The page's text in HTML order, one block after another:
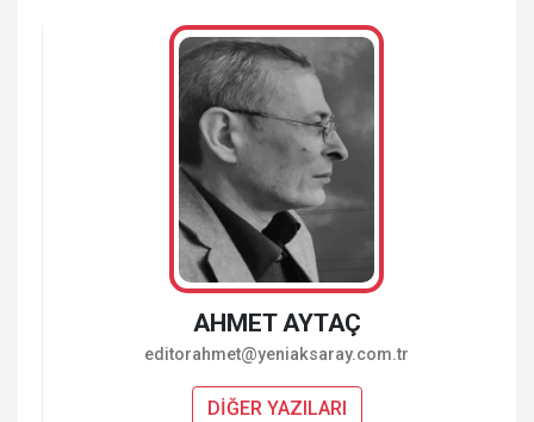
AHMET AYTAÇ
editorahmet@yeniaksaray.com.tr
DİĞER YAZILARI